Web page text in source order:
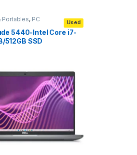
Used
Portables, PC
5440-Intel Core i7-
512GB SSD